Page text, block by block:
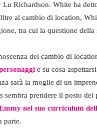
Richardson. White ha
al cambio di location,
tra cui la questione della
del cambio di
e su cosa
sarà la moglie di un
sembra prendere il posto
nel suo curriculum
parte.